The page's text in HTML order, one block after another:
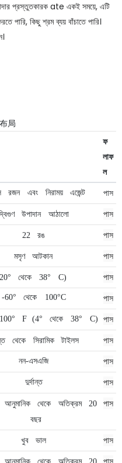
প্রস্তুতকারক ate একই সময়ে, এটি
পারি, কিছু শ্রম ব্যয় বাঁচাতে পারি।
局
ফ
লাফ
ল
রজন এবং নিরাময় এজেন্ট পাস
উপাদান আঠালো পাস
22 রঙ পাস
মসৃণ আটকান পাস
থেকে 38° C) পাস
-60° থেকে 100°C পাস
100° F (4° থেকে 38° C) পাস
থেকে সিরামিক টাইলস পাস
নন-এসএজি পাস
দুর্দান্ত
পাস
আনুমানিক থেকে অতিক্রম
20
বছর
পাস
খুব ভাল পাস